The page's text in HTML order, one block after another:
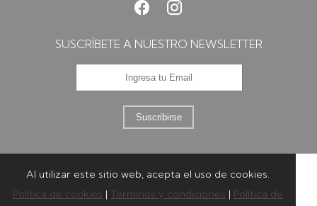
SUSCRÍBETE A NUESTRO NEWSLETTER
Suscribirse
Al utilizar este sitio web, acepta el uso de cookies.
Política de cookies | Términos y condiciones | Política de